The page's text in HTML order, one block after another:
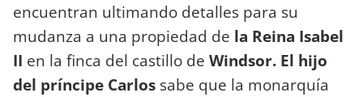
encuentran ultimando detalles para su
mudanza a una propiedad de la Reina Isabel
II en la finca del castillo de Windsor. El hijo
del príncipe Carlos sabe que la monarquía